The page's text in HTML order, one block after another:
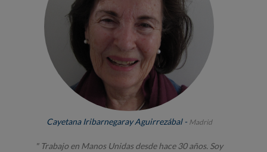
Cayetana Iribarnegaray Aguirrezábal - Madrid
" Trabajo en Manos Unidas desde hace 30 años. Soy